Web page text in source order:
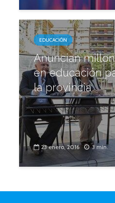
EDUCACIÓN
Anuncian
en educación
la provincia
23 enero, 2016 3 min.